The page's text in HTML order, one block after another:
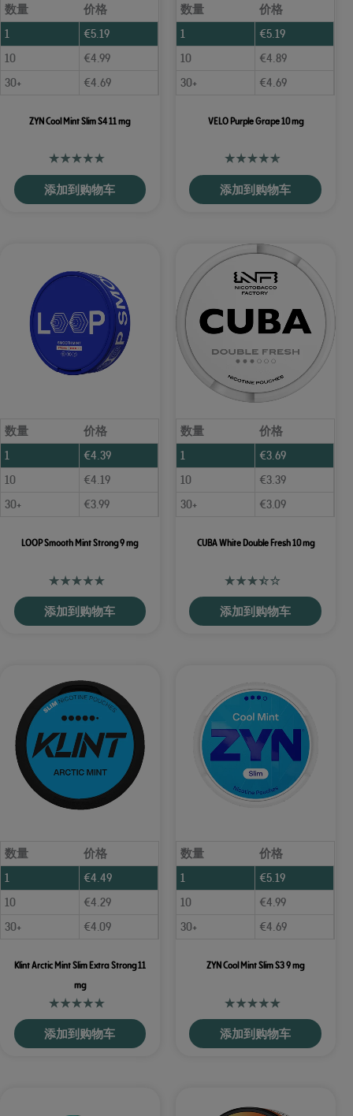
数量
价格
1
€5.19
10
€4.99
30+
€4.69
ZYN Cool Mint Slim S4 11 mg
添加到购物车
数量
价格
1
€5.19
10
€4.89
30+
€4.69
VELO Purple Grape 10 mg
添加到购物车
数量
价格
1
€4.39
10
€4.19
30+
€3.99
LOOP Smooth Mint Strong 9 mg
添加到购物车
数量
价格
1
€3.69
10
€3.39
30+
€3.09
CUBA White Double Fresh 10 mg
添加到购物车
数量
价格
1
€4.49
10
€4.29
30+
€4.09
Klint Arctic Mint Slim Extra Strong 11
mg
添加到购物车
数量
价格
1
€5.19
10
€4.99
30+
€4.69
ZYN Cool Mint Slim S3 9 mg
添加到购物车